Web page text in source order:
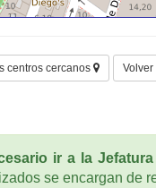
centros cercanos Volver
ir a la
se encargan de